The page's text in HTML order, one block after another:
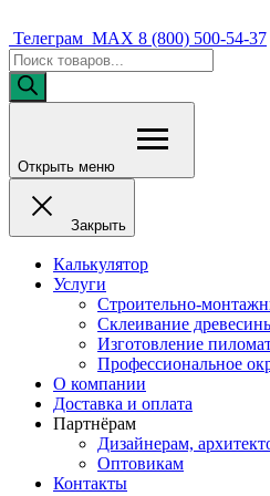
Телеграм MAX 8 (800) 500-54-37
Поиск
товаров
Открыть меню
Закрыть
Калькулятор
Услуги
Строительно-
Склеивание
Изготовление
Профессиональное
О компании
Доставка и оплата
Партнёрам
Дизайнерам,
Оптовикам
Контакты